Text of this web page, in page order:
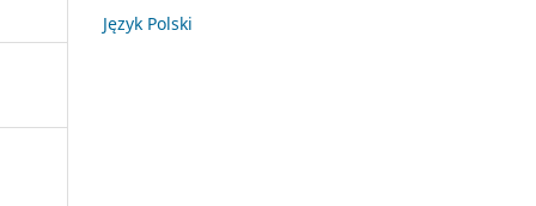
Język Polski